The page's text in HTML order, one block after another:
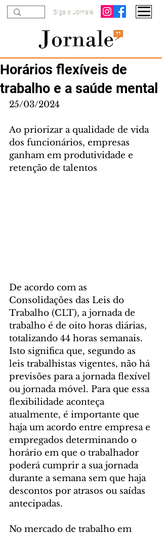
Siga o Jornale
Horários flexíveis de
trabalho e a saúde mental
25/03/2024
Ao priorizar a qualidade de vida
dos funcionários, empresas
ganham em produtividade e
retenção de talentos
De acordo com as
Consolidações das Leis do
Trabalho (CLT), a jornada de
trabalho é de oito horas diárias,
totalizando 44 horas semanais.
Isto significa que, segundo as
leis trabalhistas vigentes, não há
previsões para a jornada flexível
ou jornada móvel. Para que essa
flexibilidade aconteça
atualmente, é importante que
haja um acordo entre empresa e
empregados determinando o
horário em que o trabalhador
poderá cumprir a sua jornada
durante a semana sem que haja
descontos por atrasos ou saídas
antecipadas.
No mercado de trabalho em